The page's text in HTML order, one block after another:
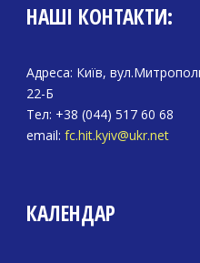
НАШІ КОНТАКТИ:
Адреса: Київ,
22-Б
Тел: +38 (044) 517 60 68
email: fc.hit.kyiv@ukr.net
КАЛЕНДАР